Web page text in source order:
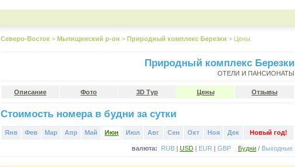
Северо-Восток > Мытищинский р-он > Природный комплекс Березки > Цены
Природный комплекс Березки
ОТЕЛИ И ПАНСИОНАТЫ
Описание Фото 3D Тур Цены Отзывы
Стоимость номера в будни за сутки
Янв Фев Мар Апр Май Июн Июл Авг Сен Окт Ноя Дек Новый год!
валюта: RUB | USD | EUR | GBP Будни / Выходные